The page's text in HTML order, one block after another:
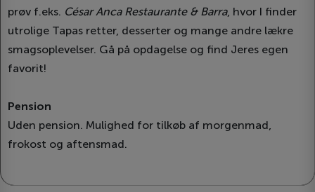
prøv f.eks. César Anca Restaurante & Barra, hvor I finder
utrolige Tapas retter, desserter og mange andre lækre
smagsoplevelser. Gå på opdagelse og find Jeres egen
favorit!
Pension
Uden pension. Mulighed for tilkøb af morgenmad,
frokost og aftensmad.